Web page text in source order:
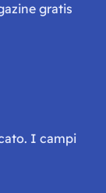
gratis
I campi